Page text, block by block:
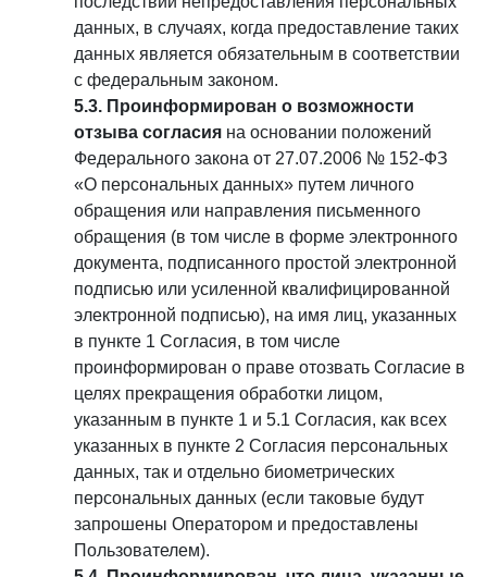
данных, в случаях, когда предоставление таких
данных является обязательным в соответствии
с федеральным законом.
5.3. Проинформирован о возможности
отзыва согласия на основании положений
Федерального закона от 27.07.2006 № 152-ФЗ
«О персональных данных» путем личного
обращения или направления письменного
обращения (в том числе в форме электронного
документа, подписанного простой электронной
подписью или усиленной квалифицированной
электронной подписью), на имя лиц, указанных
в пункте 1 Согласия, в том числе
проинформирован о праве отозвать Согласие в
целях прекращения обработки лицом,
указанным в пункте 1 и 5.1 Согласия, как всех
указанных в пункте 2 Согласия персональных
данных, так и отдельно биометрических
персональных данных (если таковые будут
запрошены Оператором и предоставлены
Пользователем).